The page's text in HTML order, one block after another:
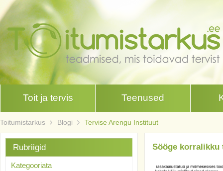
Toit ja tervis Teenused
Toitumistarkus Blogi Tervise Arengu Instituut
Sööge
Rubriigid
Kategooriata